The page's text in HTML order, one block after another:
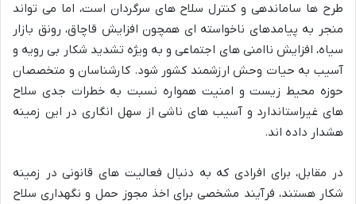
طرح ها ساماندهی و کنترل سلاح های سرگردان است، اما می تواند
منجر به پیامدهای ناخواسته ای همچون افزایش قاچاق، رونق بازار
سیاه، افزایش ناامنی های اجتماعی و به ویژه تشدید شکار بی رویه و
آسیب به حیات وحش ارزشمند کشور شود. کارشناسان و متخصصان
حوزه محیط زیست و امنیت همواره نسبت به خطرات جدی سلاح
های غیراستاندارد و آسیب های ناشی از سهل انگاری در این زمینه
هشدار داده اند.
در مقابل، برای افرادی که به دنبال فعالیت های قانونی در زمینه
شکار هستند، فرآیند مشخصی برای اخذ مجوز حمل و نگهداری سلاح